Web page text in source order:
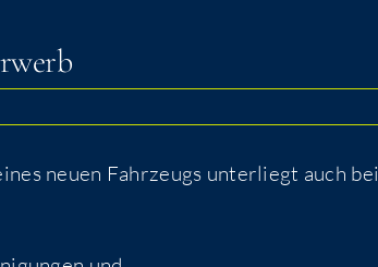
neu­en Fahr­zeugs unter­liegt auch bei